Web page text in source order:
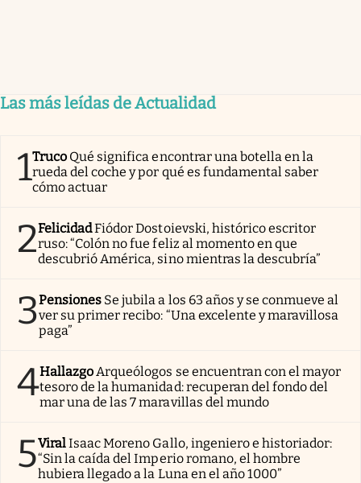
Las más leídas de Actualidad
1Truco Qué significa encontrar una botella en la
rueda del coche y por qué es fundamental saber
cómo actuar
2FelicidadFiódor Dostoievski, histórico escritor
ruso: “Colón no fue feliz al momento en que
descubrió América, sino mientras la descubría”
3Pensiones Se jubila a los 63 años y se conmueve al
ver su primer recibo: “Una excelente y maravillosa
paga”
4HallazgoArqueólogos se encuentran con el mayor
tesoro de la humanidad: recuperan del fondo del
mar una de las 7 maravillas del mundo
5ViralIsaac Moreno Gallo, ingeniero e historiador:
“Sin la caída del Imperio romano, el hombre
hubiera llegado a la Luna en el año 1000”